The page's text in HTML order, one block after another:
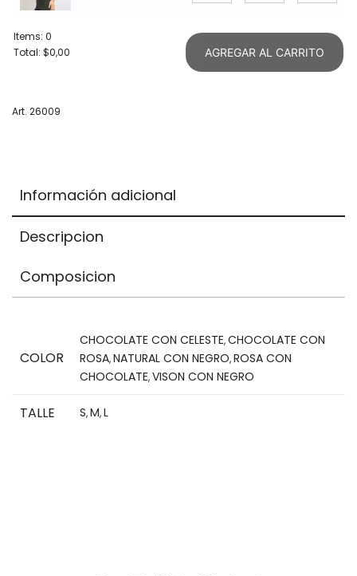
Items: 0
Total: $0,00
Your
AGREGAR AL CARRITO
Art. 26009
Información adicional
Descripcion
Composicion
COLOR
CHOCOLATE CON CELESTE,CHOCOLATE CON
ROSA,NATURAL CON NEGRO,ROSA CON
CHOCOLATE,VISON CON NEGRO
TALLE S,M,L